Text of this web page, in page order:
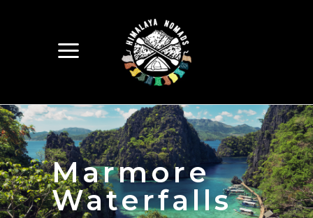
Marmore
Waterfalls